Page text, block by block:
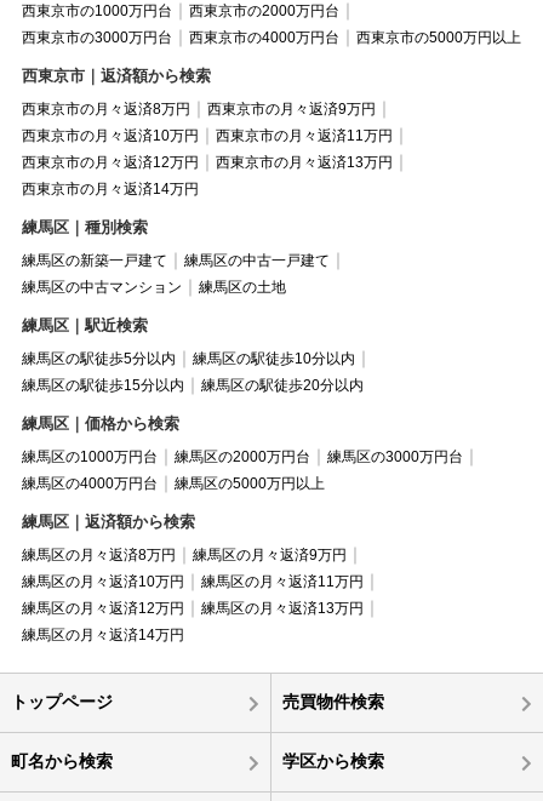
西東京市の1000万円台
西東京市の2000万円台
西東京市の3000万円台
西東京市の4000万円台 西東京市の5000万円以上
西東京市｜返済額から検索
西東京市の月々返済8万円
西東京市の月々返済9万円
西東京市の月々返済10万円
西東京市の月々返済11万円
西東京市の月々返済12万円
西東京市の月々返済13万円
西東京市の月々返済14万円
練馬区｜種別検索
練馬区の新築一戸建て
練馬区の中古一戸建て
練馬区の中古マンション
練馬区の土地
練馬区｜駅近検索
練馬区の駅徒歩5分以内
練馬区の駅徒歩10分以内
練馬区の駅徒歩15分以内
練馬区の駅徒歩20分以内
練馬区｜価格から検索
練馬区の1000万円台 練馬区の2000万円台
練馬区の3000万円台
練馬区の4000万円台
練馬区の5000万円以上
練馬区｜返済額から検索
練馬区の月々返済8万円
練馬区の月々返済9万円
練馬区の月々返済10万円
練馬区の月々返済11万円
練馬区の月々返済12万円
練馬区の月々返済13万円
練馬区の月々返済14万円
トップページ 売買物件検索
町名から検索 学区から検索